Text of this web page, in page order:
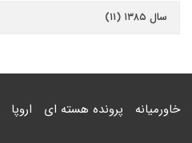
سال ۱۳۸۵ (۱۱)
خاورمیانه پرونده هسته ای اروپا